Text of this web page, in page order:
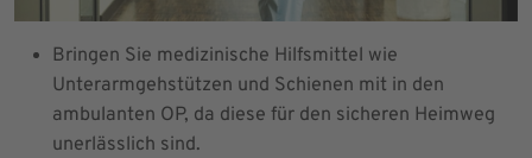
Bringen Sie medizinische Hilfsmittel wie
Unterarmgehstützen und Schienen mit in den
ambulanten OP, da diese für den sicheren Heimweg
unerlässlich sind.